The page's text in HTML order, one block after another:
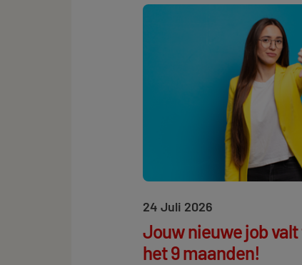
24 Juli 2026
Jouw nieuwe job
het 9 maanden!